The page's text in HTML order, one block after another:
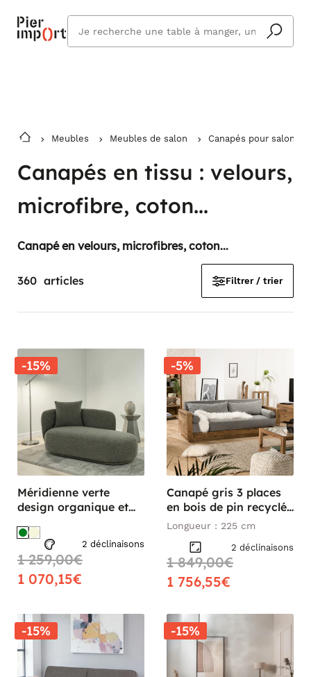
Vous êtes absent ? Pier Import s'adapte
et vous livre à votre retour.
En savoir plus
cherchez
vous ?
Meubles Meubles de salon Canapés pour salon
Canapés en tissu : velours,
microfibre, coton...
Canapé en velours, microfibres, coton...
360 articles Filtrer / trier
-15%
Méridienne verte
design organique et
NAMSOS
2 déclinaisons
1 259,00€
1 070,15€
-5%
Canapé gris 3 places
en bois de pin recyclé
DENVER
Longueur : 225 cm
2 déclinaisons
1 849,00€
1 756,55€
-15% -15%